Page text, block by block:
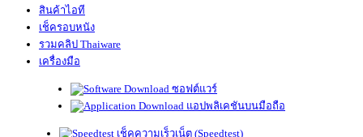
สินค้าไอที
เช็ครอบหนัง
รวมคลิป Thaiware
เครื่องมือ
ซอฟต์แวร์
แอปพลิเคชันบนมือถือ
เช็คความเร็วเน็ต (Speedtest)